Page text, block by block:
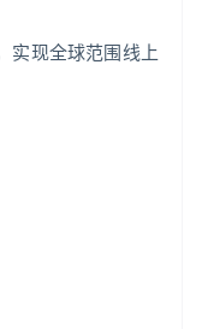
实现全球范围线上